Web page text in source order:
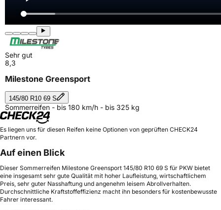
Sehr gut
8,3
Milestone Greensport
145/80 R10 69 S
Sommerreifen - bis 180 km/h - bis 325 kg
Es liegen uns für diesen Reifen keine Optionen von geprüften CHECK24
Partnern vor.
Auf einen Blick
Dieser Sommerreifen Milestone Greensport 145/80 R10 69 S für PKW bietet
eine insgesamt sehr gute Qualität mit hoher Laufleistung, wirtschaftlichem
Preis, sehr guter Nasshaftung und angenehm leisem Abrollverhalten.
Durchschnittliche Kraftstoffeffizienz macht ihn besonders für kostenbewusste
Fahrer interessant.